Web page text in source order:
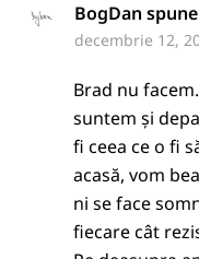
BogDan
decembrie 12,
Brad nu
suntem și
fi ceea ce o fi
acasă, vom
ni se face
fiecare cât